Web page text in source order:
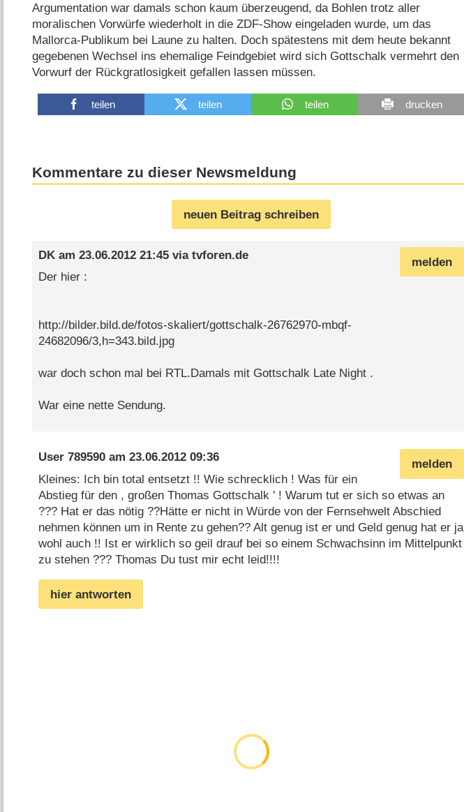
Argumentation war damals schon kaum überzeugend, da Bohlen trotz aller
moralischen Vorwürfe wiederholt in die ZDF-Show eingeladen wurde, um das
Mallorca-Publikum bei Laune zu halten. Doch spätestens mit dem heute bekannt
gegebenen Wechsel ins ehemalige Feindgebiet wird sich Gottschalk vermehrt den
Vorwurf der Rückgratlosigkeit gefallen lassen müssen.
teilen teilen teilen drucken
Kommentare zu dieser Newsmeldung
neuen Beitrag schreiben
melden
DKam 23.06.2012 21:45via tvforen.de
Der hier :
http://bilder.bild.de/fotos-skaliert/gottschalk-26762970-mbqf-
24682096/3,h=343.bild.jpg
war doch schon mal bei RTL.Damals mit Gottschalk Late Night .
War eine nette Sendung.
melden
User 789590am 23.06.2012 09:36
Kleines: Ich bin total entsetzt !! Wie schrecklich ! Was für ein
Abstieg für den , großen Thomas Gottschalk ' ! Warum tut er sich so etwas an
??? Hat er das nötig ??Hätte er nicht in Würde von der Fernsehwelt Abschied
nehmen können um in Rente zu gehen?? Alt genug ist er und Geld genug hat er ja
wohl auch !! Ist er wirklich so geil drauf bei so einem Schwachsinn im Mittelpunkt
zu stehen ??? Thomas Du tust mir echt leid!!!!
hier antworten